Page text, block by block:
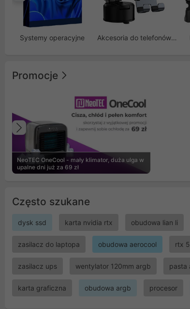
Systemy operacyjne Akcesoria do telefonów GSM
Poprzedni
Promocje
NeoTEC OneCool - mały klimator, duża ulga w
upalne dni już za 69 zł
Poprzedni
Często szukane
dysk ssd karta nvidia rtx obudowa lian li
zasilacz do laptopa obudowa aerocool rtx
zasilacz ups wentylator 120mm argb pasta
karta graficzna obudowa argb procesor